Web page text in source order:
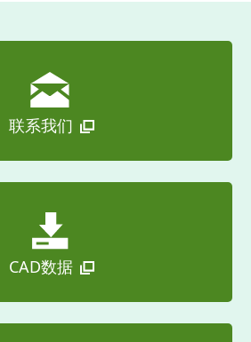
联系我们
CAD数据